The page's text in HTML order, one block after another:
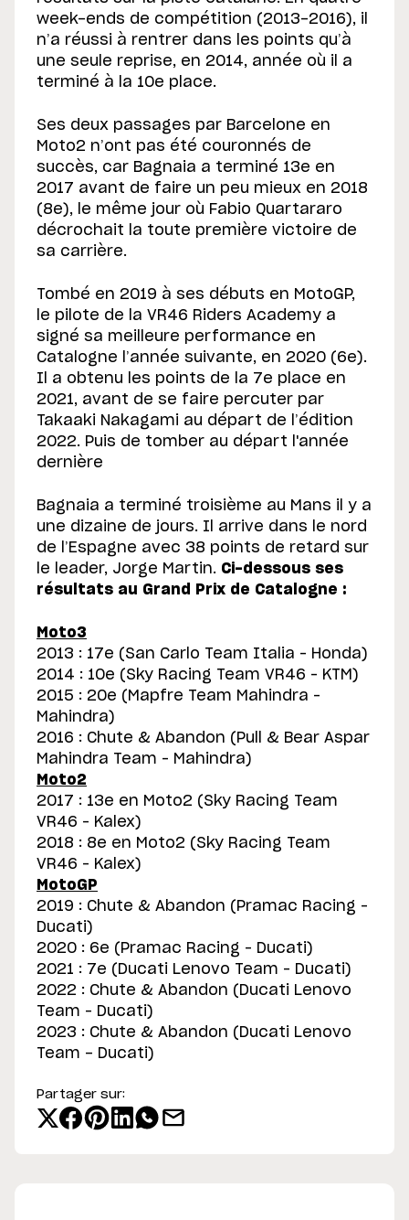
week-ends de compétition (2013-2016), il
n’a réussi à rentrer dans les points qu’à
une seule reprise, en 2014, année où il a
terminé à la 10e place.
Ses deux passages par Barcelone en
Moto2 n’ont pas été couronnés de
succès, car Bagnaia a terminé 13e en
2017 avant de faire un peu mieux en 2018
(8e), le même jour où Fabio Quartararo
décrochait la toute première victoire de
sa carrière.
Tombé en 2019 à ses débuts en MotoGP,
le pilote de la VR46 Riders Academy a
signé sa meilleure performance en
Catalogne l’année suivante, en 2020 (6e).
Il a obtenu les points de la 7e place en
2021, avant de se faire percuter par
Takaaki Nakagami au départ de l’édition
2022. Puis de tomber au départ l'année
dernière
Bagnaia a terminé troisième au Mans il y a
une dizaine de jours. Il arrive dans le nord
de l’Espagne avec 38 points de retard sur
le leader, Jorge Martin. Ci-dessous ses
résultats au Grand Prix de Catalogne :
Moto3
2013 : 17e (San Carlo Team Italia – Honda)
2014 : 10e (Sky Racing Team VR46 – KTM)
2015 : 20e (Mapfre Team Mahindra –
Mahindra)
2016 : Chute & Abandon (Pull & Bear Aspar
Mahindra Team – Mahindra)
Moto2
2017 : 13e en Moto2 (Sky Racing Team
VR46 – Kalex)
2018 : 8e en Moto2 (Sky Racing Team
VR46 – Kalex)
MotoGP
2019 : Chute & Abandon (Pramac Racing –
Ducati)
2020 : 6e (Pramac Racing – Ducati)
2021 : 7e (Ducati Lenovo Team – Ducati)
2022 : Chute & Abandon (Ducati Lenovo
Team – Ducati)
2023 : Chute & Abandon (Ducati Lenovo
Team - Ducati)
Partager sur: